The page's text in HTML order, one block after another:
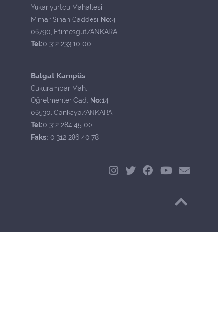
Yukarıyurtçu Mahallesi
Mimar Sinan Caddesi No:4
06790, Etimesgut/ANKARA
Tel:0 312 233 10 00
Balgat Kampüs
Çukurambar Mah.
Öğretmenler Cad. No:14
06530, Çankaya/ANKARA
Tel:0 312 284 45 00
Faks: 0 312 286 40 78